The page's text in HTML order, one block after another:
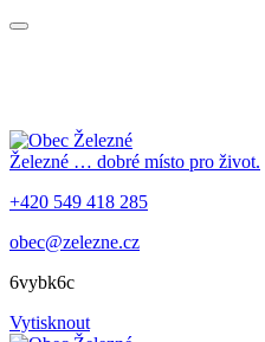
Železné … dobré místo pro život.
+420 549 418 285
obec@zelezne.cz
6vybk6c
Vytisknout